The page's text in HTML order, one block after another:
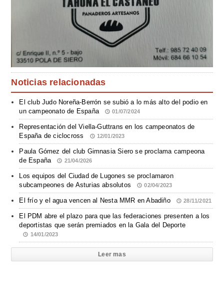
Noticias relacionadas
El club Judo Noreña-Berrón se subió a lo más alto del podio en
un campeonato de España
01/07/2024
Representación del Viella-Guttrans en los campeonatos de
España de ciclocross
12/01/2023
Paula Gómez del club Gimnasia Siero se proclama campeona
de España
21/04/2026
Los equipos del Ciudad de Lugones se proclamaron
subcampeones de Asturias absolutos
02/04/2023
El frío y el agua vencen al Nesta MMR en Abadiño 28/11/2021
El PDM abre el plazo para que las federaciones presenten a los
deportistas que serán premiados en la Gala del Deporte
14/01/2023
Leer mas